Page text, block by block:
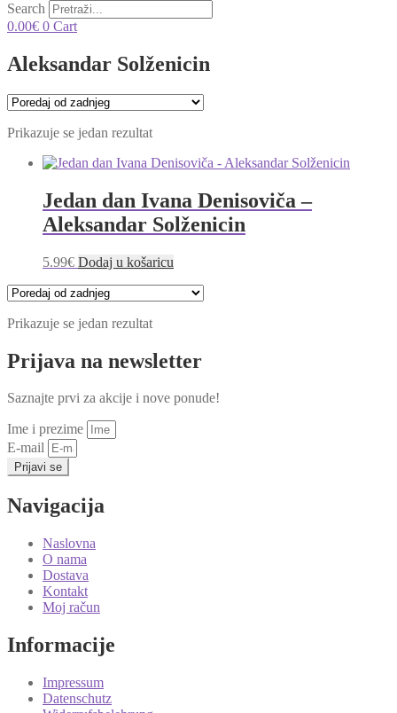
Search
0.00€ 0 Cart
Aleksandar Solženicin
Prikazuje se jedan rezultat
Jedan dan Ivana Denisoviča –
Aleksandar Solženicin
5.99€ Dodaj u košaricu
Prikazuje se jedan rezultat
Prijava na newsletter
Saznajte prvi za akcije i nove ponude!
Ime i prezime
E-mail
Prijavi se
Navigacija
Naslovna
O nama
Dostava
Kontakt
Moj račun
Informacije
Impressum
Datenschutz